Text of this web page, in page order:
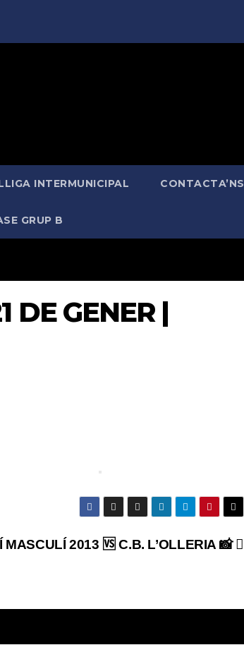
INTERMUNICIPAL CONTACTA’NS
GRUP B
DE GENER |
MASCULÍ 2013 🆚 C.B. L’OLLERIA 📸